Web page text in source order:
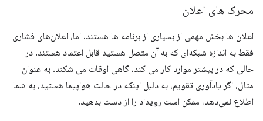
محرک های اعلان
اعلان ها بخش مهمی از بسیاری از برنامه ها هستند. اما، اعلان‌های فشاری
فقط به اندازه شبکه‌ای که به آن متصل هستید قابل اعتماد هستند. در
حالی که در بیشتر موارد کار می کند، گاهی اوقات می شکند. به عنوان
مثال، اگر یادآوری تقویم، به دلیل اینکه در حالت هواپیما هستید، به شما
اطلاع نمی‌دهد، ممکن است رویداد را از دست بدهید.